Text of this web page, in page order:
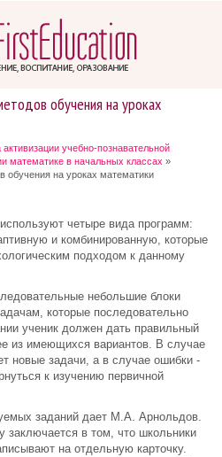
обучения на уроках
учебно-познавательной
математике в начальных классах »
обучения на уроках математики
четыре вида программ:
и комбинированную, которые
подходом к данному
небольшие блоки
которые последовательно
ученик должен дать правильный
из имеющихся вариантов. В случае
новые задачи, а в случае ошибки -
к изучению первичной
заданий дает М.А. Арнольдов.
заключается в том, что школьники
на отдельную карточку.